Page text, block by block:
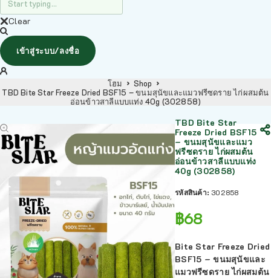
Clear
เข้าสู่ระบบ/ลงชื่อ
โฮม
Shop
TBD Bite Star Freeze Dried BSF15 – ขนมสุนัขและแมวฟรีซดราย ไก่ผสมต้น
อ่อนข้าวสาลีแบบแท่ง 40g (302858)
TBD Bite Star
Freeze Dried BSF15
– ขนมสุนัขและแมว
ฟรีซดราย ไก่ผสมต้น
อ่อนข้าวสาลีแบบแท่ง
40g (302858)
รหัสสินค้า: 302858
฿68
Bite Star Freeze Dried
BSF15 – ขนมสุนัขและ
แมวฟรีซดราย ไก่ผสมต้น